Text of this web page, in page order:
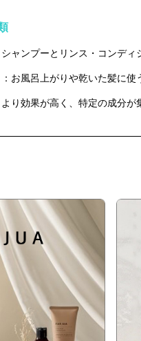
シャンプーとリンス・コンデ
：お風呂上がりや乾いた髪に
より効果が高く、特定の成分